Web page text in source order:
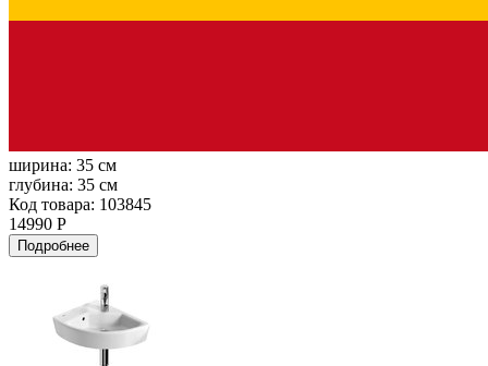
ширина: 35 см
глубина: 35 см
Код товара: 103845
14990 Р
Подробнее